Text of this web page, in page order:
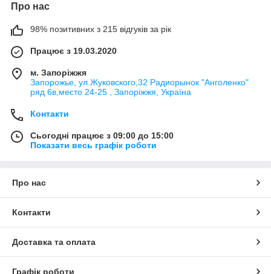
Про нас
98% позитивних з 215 відгуків за рік
Працює з 19.03.2020
м. Запоріжжя
Запорожье, ул.Жуковского,32 Радиорынок "Анголенко"
ряд 6в,место 24-25 , Запоріжжя, Україна
Контакти
Сьогодні працює з 09:00 до 15:00
Показати весь графік роботи
Про нас
Контакти
Доставка та оплата
Графік роботи